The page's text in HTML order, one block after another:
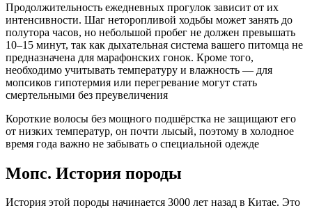
Продолжительность ежедневных прогулок зависит от их
интенсивности. Шаг неторопливой ходьбы может занять до
полутора часов, но небольшой пробег не должен превышать
10–15 минут, так как дыхательная система вашего питомца не
предназначена для марафонских гонок. Кроме того,
необходимо учитывать температуру и влажность — для
мопсиков гипотермия или перегревание могут стать
смертельными без преувеличения
Короткие волосы без мощного подшёрстка не защищают его
от низких температур, он почти лысый, поэтому в холодное
время года важно не забывать о специальной одежде
Мопс. История породы
История этой породы начинается 3000 лет назад в Китае. Это